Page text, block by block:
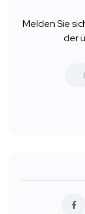
Melden Sie
der